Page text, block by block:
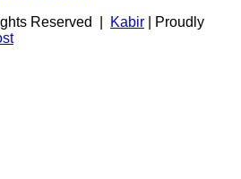
Reserved |
Kabir | Proudly